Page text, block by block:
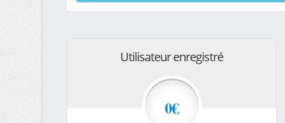
Utilisateur enregistré
0€